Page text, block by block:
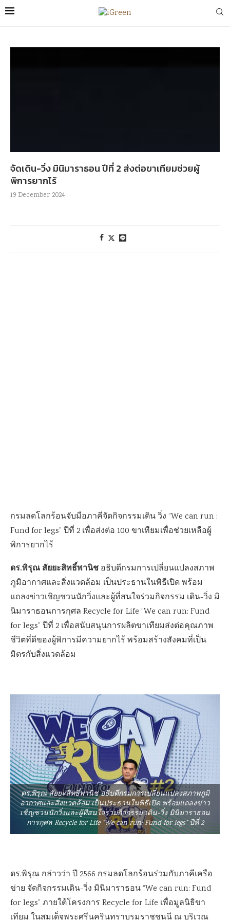
จัดเดิน-วิ่ง มินิมาราธอน ปีที่ 2 ส่งต่อขาเทียมช่วยผู้
พิการยากไร้
19 December 2024
กรมลดโลกร้อนจับมือภาคีจัดกิจกรรมเดิน วิ่ง “We can run :
Fund for legs” ปีที่ 2 เพื่อส่งต่อ 100 ขาเทียมเพื่อช่วยเหลือผู้
พิการยากไร้
ดร.พิรุณ สัยยะสิทธิ์พานิช อธิบดีกรมการเปลี่ยนแปลงสภาพ
ภูมิอากาศและสิ่งแวดล้อม เป็นประธานในพิธีเปิด พร้อม
แถลงข่าวเชิญชวนนักวิ่งและผู้ที่สนใจร่วมกิจกรรม เดิน-วิ่ง มิ
นิมาราธอนการกุศล Recycle for Life “We can run: Fund
for legs” ปีที่ 2 เพื่อสนับสนุนการผลิตขาเทียมส่งต่อคุณภาพ
ชีวิตที่ดีของผู้พิการมีความยากไร้ พร้อมสร้างสังคมที่เป็น
มิตรกับสิ่งแวดล้อม
ดร.พิรุณ สัยยะสิทธิ์พานิช อธิบดีกรมการเปลี่ยนแปลงสภาพภูมิ
อากาศและสิ่งแวดล้อม เป็นประธานในพิธีเปิด พร้อมแถลงข่าว
เชิญชวนนักวิ่งและผู้ที่สนใจร่วมกิจกรรม เดิน-วิ่ง มินิมาราธอน
การกุศล Recycle for Life “We can run: Fund for legs” ปีที่ 2
ดร.พิรุณ กล่าวว่า ปี 2566 กรมลดโลกร้อนร่วมกับภาคีเครือ
ข่าย จัดกิจกรรมเดิน-วิ่ง มินิมาราธอน “We can run: Fund
for legs” ภายใต้โครงการ Recycle for Life เพื่อมูลนิธิขา
เทียม ในสมเด็จพระศรีนครินทราบรมราชชนนี ณ บริเวณ